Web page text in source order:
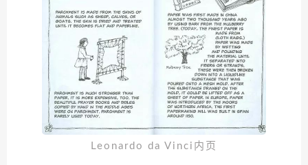
Leonardo da Vinci内页